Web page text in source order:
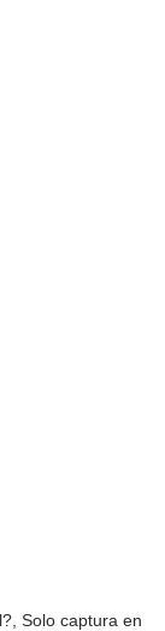
Solo captura en